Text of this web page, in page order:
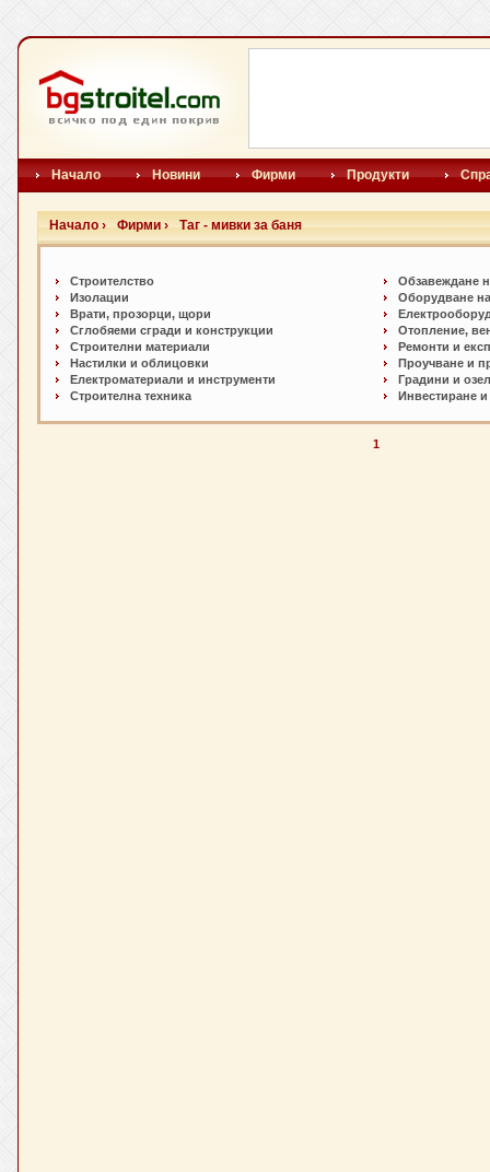
Начало Новини Фирми Продукти
Начало › Фирми › Таг - мивки за баня
Строителство
Изолации
Врати, прозорци, щори
Сглобяеми сгради и конструкции
Строителни материали
Настилки и oблицовки
Електроматериали и инструменти
Строителна техника
Обзавеждане
Оборудване
Отопление,
Ремонти и
Проучване и
Градини и
Инвестиране
1